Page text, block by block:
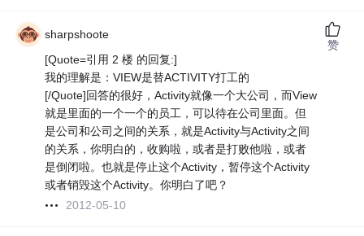
sharpshoote
[Quote=引用 2 楼 的回复:]
我的理解是：VIEW是替ACTIVITY打工的
[/Quote]回答的很好，Activity就像一个大公司，而View
就是里面的一个一个的员工，可以待在公司里面。但
是公司和公司之间的关系，就是Activity与Activity之间
的关系，你明白的，收购啦，或者是打败他啦，或者
是倒闭啦。也就是停止这个Activity，暂停这个Activity
或者销毁这个Activity。你明白了吧？
2012-05-10
赞